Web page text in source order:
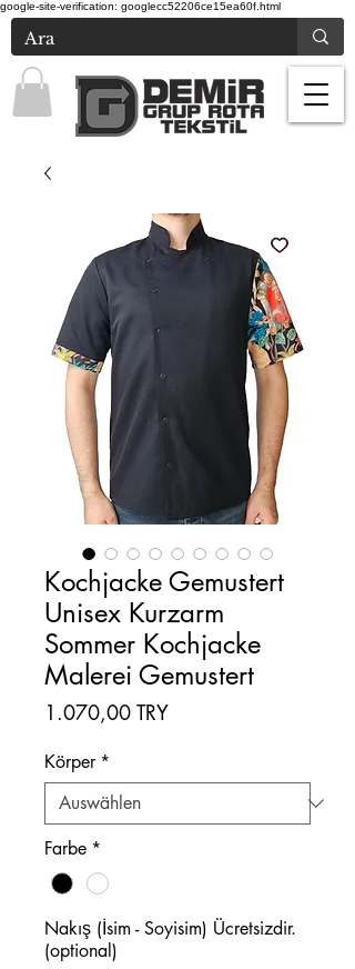
google-site-verification: googlecc52206ce15ea60f.html
Kochjacke Gemustert
Unisex Kurzarm
Sommer Kochjacke
Malerei Gemustert
1.070,00 TRYPreis
Körper *
Farbe *
Nakış (İsim - Soyisim) Ücretsizdir.
(optional)